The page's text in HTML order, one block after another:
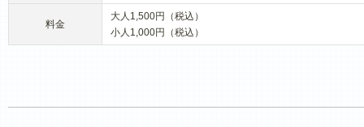
料金
大人1,500円（税込）
小人1,000円（税込）